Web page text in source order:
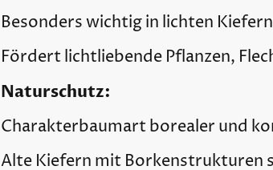
Besonders wichtig in lichten
Fördert lichtliebende Pflanzen,
Naturschutz:
Charakterbaumart borealer und
Alte Kiefern mit Borkenstrukturen